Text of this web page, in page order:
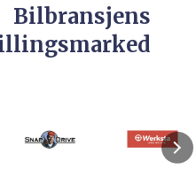
Bilbransjens